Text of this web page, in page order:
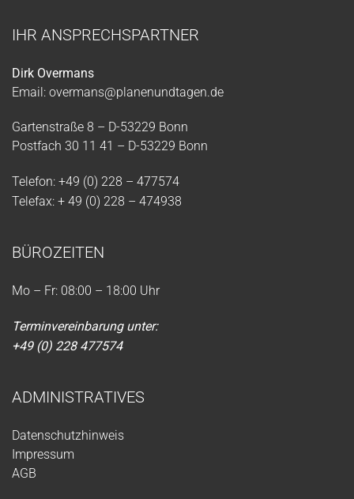
IHR ANSPRECHSPARTNER
Dirk Overmans
Email: overmans@planenundtagen.de
Gartenstraße 8 – D-53229 Bonn
Postfach 30 11 41 – D-53229 Bonn
Telefon: +49 (0) 228 – 477574
Telefax: + 49 (0) 228 – 474938
BÜROZEITEN
Mo – Fr: 08:00 – 18:00 Uhr
Terminvereinbarung unter:
+49 (0) 228 477574
ADMINISTRATIVES
Datenschutzhinweis
Impressum
AGB